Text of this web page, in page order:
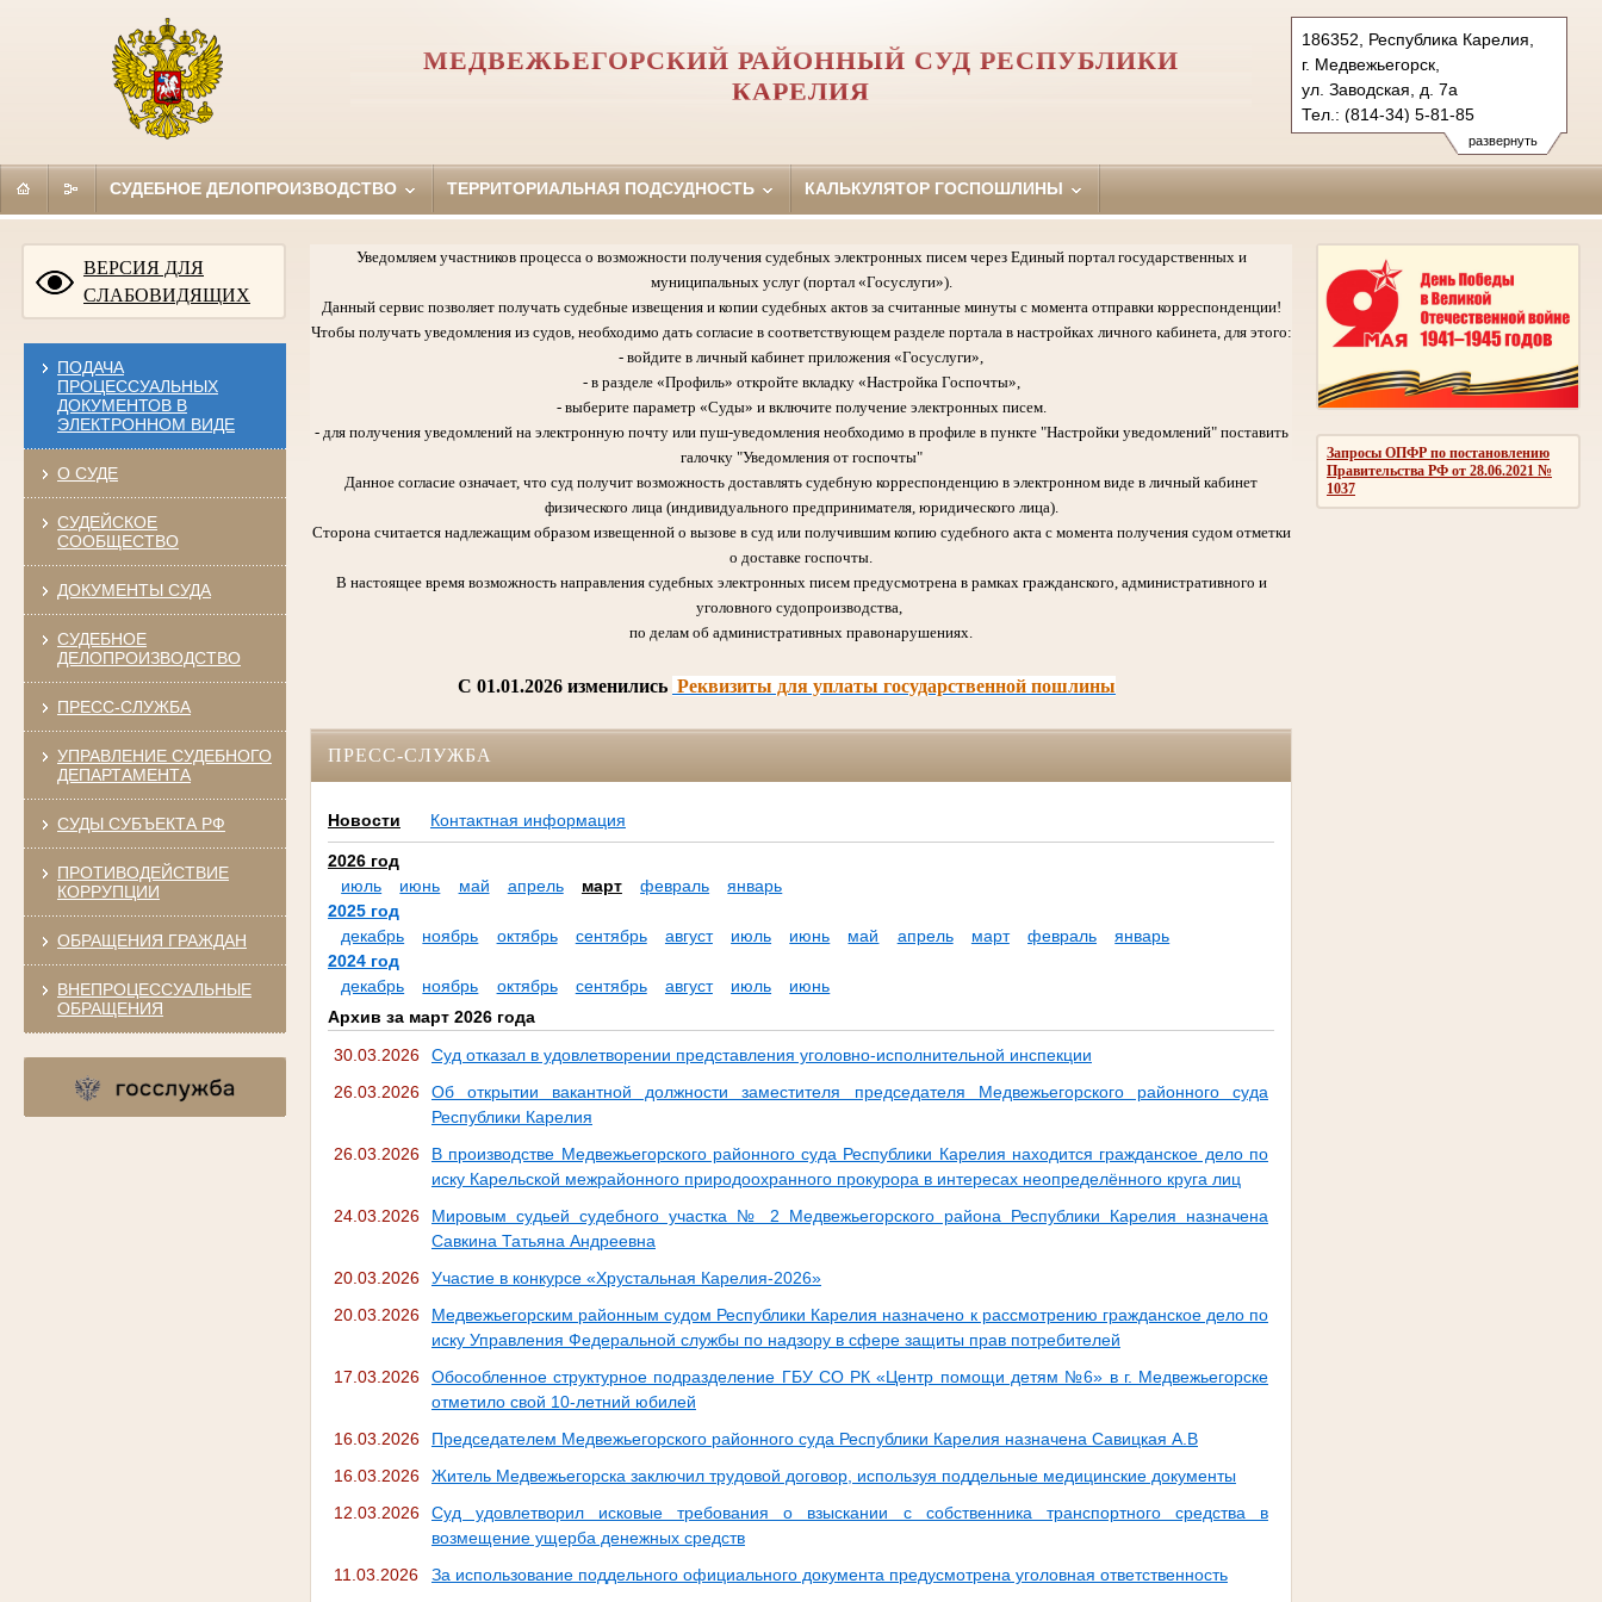
развернуть
186352, Республика Карелия,
г. Медвежьегорск,
ул. Заводская, д. 7а
Тел.: (814-34) 5-81-85
medvezhegorsky.kar@sudrf.ru
МЕДВЕЖЬЕГОРСКИЙ РАЙОННЫЙ СУД РЕСПУБЛИКИ
КАРЕЛИЯ
СУДЕБНОЕ ДЕЛОПРОИЗВОДСТВО ТЕРРИТОРИАЛЬНАЯ ПОДСУДНОСТЬ КАЛЬКУЛЯТОР ГОСПОШЛИНЫ
ВЕРСИЯ ДЛЯ
СЛАБОВИДЯЩИХ
ПОДАЧА
ПРОЦЕССУАЛЬНЫХ
ДОКУМЕНТОВ В
ЭЛЕКТРОННОМ ВИДЕ
О СУДЕ
СУДЕЙСКОЕ
СООБЩЕСТВО
ДОКУМЕНТЫ СУДА
СУДЕБНОЕ
ДЕЛОПРОИЗВОДСТВО
ПРЕСС-СЛУЖБА
УПРАВЛЕНИЕ СУДЕБНОГО
ДЕПАРТАМЕНТА
СУДЫ СУБЪЕКТА РФ
ПРОТИВОДЕЙСТВИЕ
КОРРУПЦИИ
ОБРАЩЕНИЯ ГРАЖДАН
ВНЕПРОЦЕССУАЛЬНЫЕ
ОБРАЩЕНИЯ
Запросы ОПФР по постановлению
Правительства РФ от 28.06.2021 №
1037
Уведомляем участников процесса о возможности получения судебных электронных писем через Единый портал государственных и
муниципальных услуг (портал «Госуслуги»).
Данный сервис позволяет получать судебные извещения и копии судебных актов за считанные минуты с момента отправки корреспонденции!
Чтобы получать уведомления из судов, необходимо дать согласие в соответствующем разделе портала в настройках личного кабинета, для этого:
- войдите в личный кабинет приложения «Госуслуги»,
- в разделе «Профиль» откройте вкладку «Настройка Госпочты»,
- выберите параметр «Суды» и включите получение электронных писем.
- для получения уведомлений на электронную почту или пуш-уведомления необходимо в профиле в пункте "Настройки уведомлений" поставить
галочку "Уведомления от госпочты"
Данное согласие означает, что суд получит возможность доставлять судебную корреспонденцию в электронном виде в личный кабинет
физического лица (индивидуального предпринимателя, юридического лица).
Сторона считается надлежащим образом извещенной о вызове в суд или получившим копию судебного акта с момента получения судом отметки
о доставке госпочты.
В настоящее время возможность направления судебных электронных писем предусмотрена в рамках гражданского, административного и
уголовного судопроизводства,
по делам об административных правонарушениях.
C 01.01.2026 изменились Реквизиты для уплаты государственной пошлины
ПРЕСС-СЛУЖБА
Новости Контактная информация
2026 год
июль
июнь май апрель март февраль
январь
2025 год
декабрь
ноябрь октябрь сентябрь август июль июнь май апрель март февраль
январь
2024 год
декабрь
ноябрь октябрь сентябрь август июль
июнь
Архив за март 2026 года
30.03.2026
Суд отказал в удовлетворении представления уголовно-исполнительной инспекции
26.03.2026
Об открытии вакантной должности заместителя председателя Медвежьегорского районного суда
Республики Карелия
26.03.2026
В производстве Медвежьегорского районного суда Республики Карелия находится гражданское дело по
иску Карельской межрайонного природоохранного прокурора в интересах неопределённого круга лиц
24.03.2026
Мировым судьей судебного участка № 2 Медвежьегорского района Республики Карелия назначена
Савкина Татьяна Андреевна
20.03.2026
Участие в конкурсе «Хрустальная Карелия-2026»
20.03.2026
Медвежьегорским районным судом Республики Карелия назначено к рассмотрению гражданское дело по
иску Управления Федеральной службы по надзору в сфере защиты прав потребителей
17.03.2026
Обособленное структурное подразделение ГБУ СО РК «Центр помощи детям №6» в г. Медвежьегорске
отметило свой 10-летний юбилей
16.03.2026
Председателем Медвежьегорского районного суда Республики Карелия назначена Савицкая А.В
16.03.2026
Житель Медвежьегорска заключил трудовой договор, используя поддельные медицинские документы
12.03.2026
Суд удовлетворил исковые требования о взыскании с собственника транспортного средства в
возмещение ущерба денежных средств
11.03.2026
За использование поддельного официального документа предусмотрена уголовная ответственность